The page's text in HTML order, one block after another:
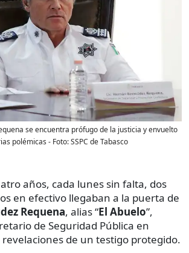
se encuentra prófugo de la justicia y envuelto
polémicas - Foto:SSPC de Tabasco
años, cada lunes sin falta, dos
en efectivo llegaban a la puerta de
Requena, alias “El Abuelo”,
de Seguridad Pública en
revelaciones de un testigo protegido.